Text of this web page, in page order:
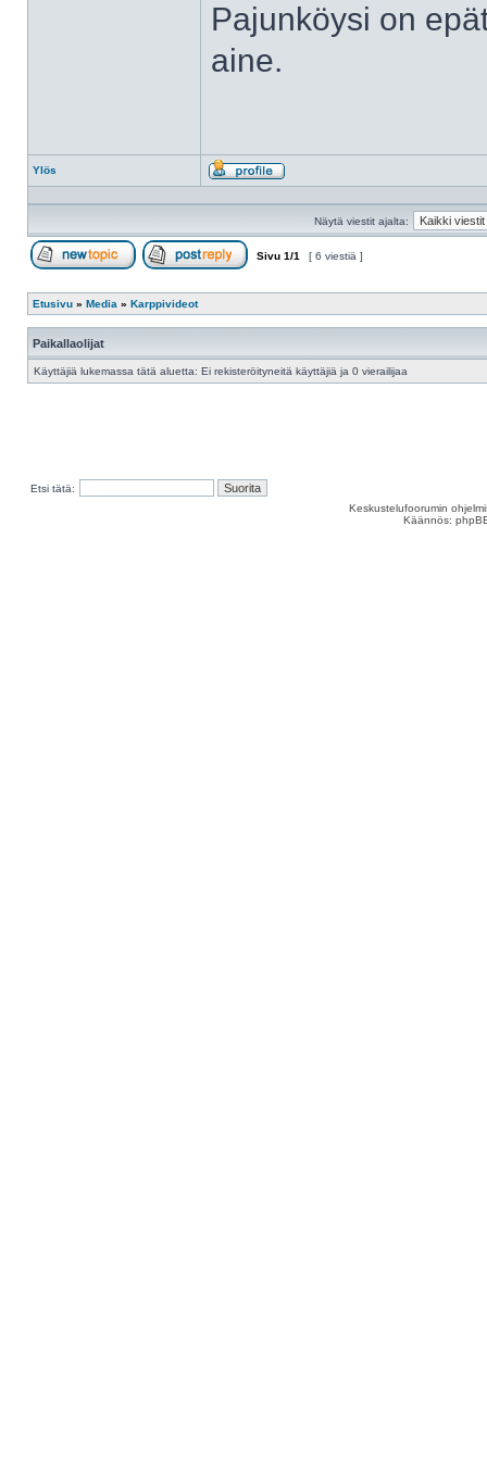
Pajunköysi on
aine.
Ylös
Profiili
Näytä viestit ajalta:
Sivu 1/1 [ 6 viestiä ]
Etusivu » Media » Karppivideot
Paikallaolijat
Käyttäjiä lukemassa tätä aluetta: Ei rekisteröityneitä käyttäjiä ja 0 vierailijaa
Etsi tätä:
Keskustelufoorumin
Käännös: